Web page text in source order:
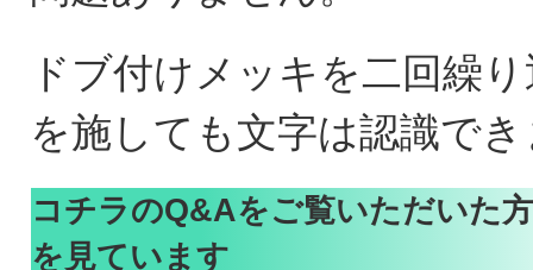
ドブ付けメッキを二回繰
を施しても文字は認識で
コチラのQ&Aをご覧いただいた
を見ています